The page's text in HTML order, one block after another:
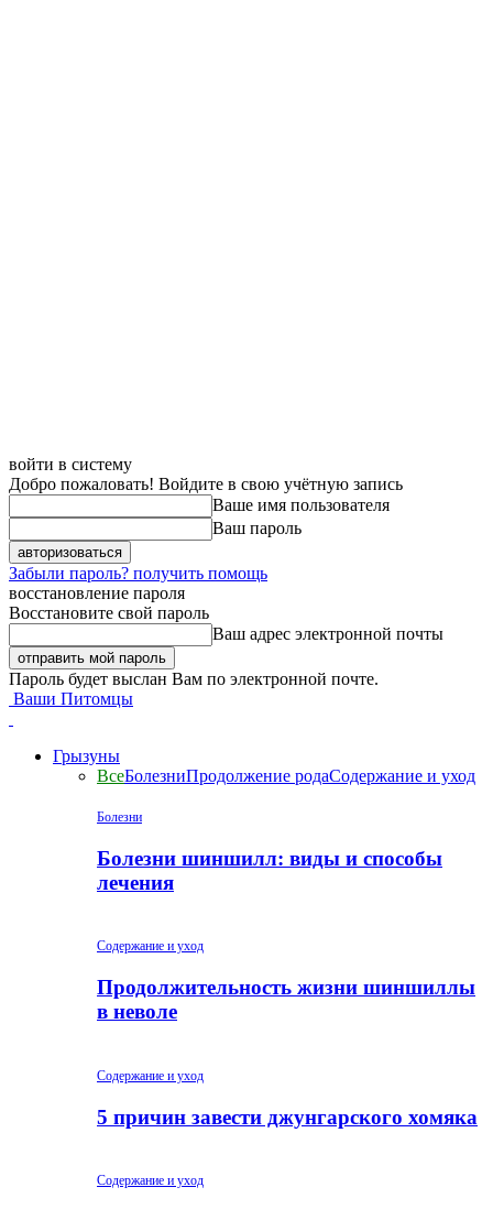
войти в систему
Добро пожаловать! Войдите в свою учётную запись
Ваше имя пользователя
Ваш пароль
Забыли пароль? получить помощь
восстановление пароля
Восстановите свой пароль
Ваш адрес электронной почты
Пароль будет выслан Вам по электронной почте.
Ваши Питомцы
Грызуны
ВсеБолезниПродолжение родаСодержание и уход
Болезни
Болезни шиншилл: виды и способы
лечения
Содержание и уход
Продолжительность жизни шиншиллы
в неволе
Содержание и уход
5 причин завести джунгарского хомяка
Содержание и уход